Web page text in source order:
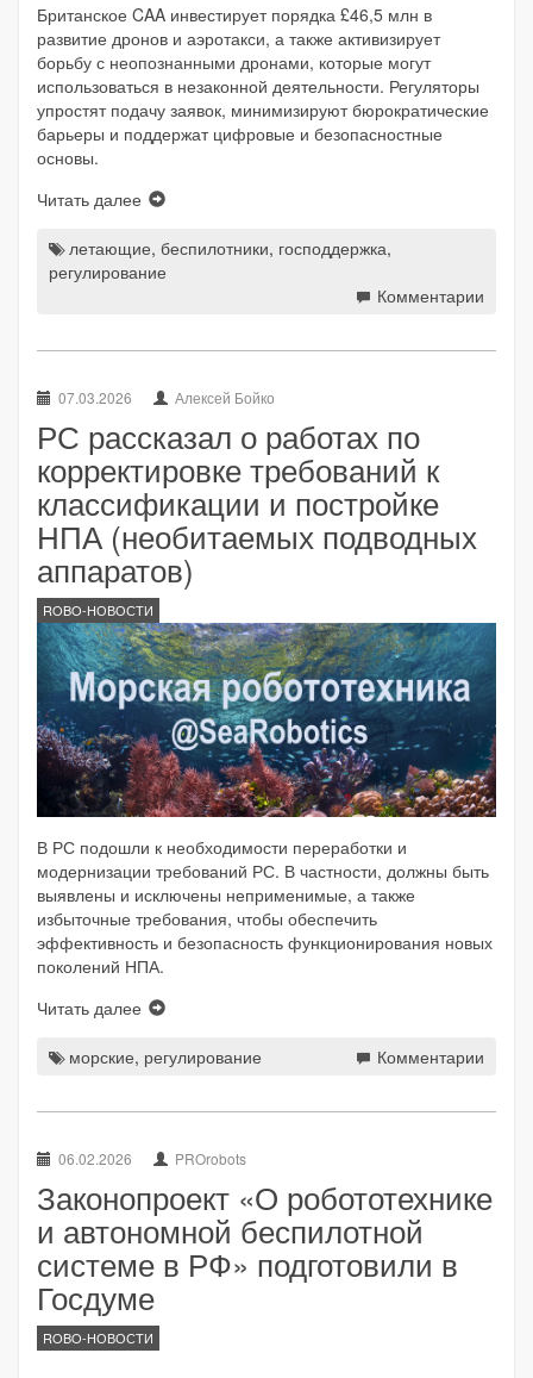
Британское CAA инвестирует порядка £46,5 млн в
развитие дронов и аэротакси, а также активизирует
борьбу с неопознанными дронами, которые могут
использоваться в незаконной деятельности. Регуляторы
упростят подачу заявок, минимизируют бюрократические
барьеры и поддержат цифровые и безопасностные
основы.
Читать далее
летающие, беспилотники, господдержка,
регулирование
Комментарии
07.03.2026 Алексей Бойко
РС рассказал о работах по
корректировке требований к
классификации и постройке
НПА (необитаемых подводных
аппаратов)
ROBO-НОВОСТИ
В РС подошли к необходимости переработки и
модернизации требований РС. В частности, должны быть
выявлены и исключены неприменимые, а также
избыточные требования, чтобы обеспечить
эффективность и безопасность функционирования новых
поколений НПА.
Читать далее
морские, регулирование Комментарии
06.02.2026 PROrobots
Законопроект «О робототехнике
и автономной беспилотной
системе в РФ» подготовили в
Госдуме
ROBO-НОВОСТИ